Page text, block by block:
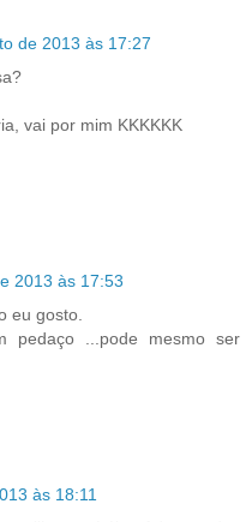
de 2013 às 17:27
vai por mim KKKKKK
2013 às 17:53
eu gosto.
pedaço ...pode mesmo ser
às 18:11